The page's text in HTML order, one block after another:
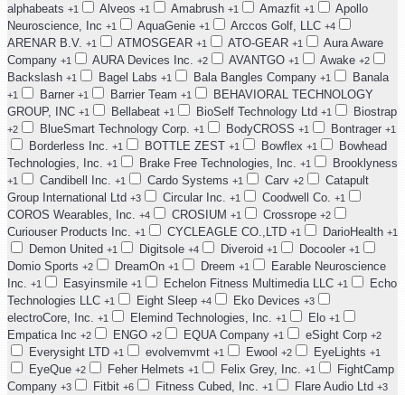
alphabeats +1 Alveos +1 Amabrush +1 Amazfit +1
Apollo
Neuroscience, Inc +1 AquaGenie +1 Arccos Golf, LLC +4
ARENAR B.V. +1 ATMOSGEAR +1 ATO-GEAR +1
Aura Aware
Company +1 AURA Devices Inc. +2 AVANTGO +1 Awake +2
Backslash +1 Bagel Labs +1 Bala Bangles Company +1 Banala
+1 Barner +1 Barrier Team +1
BEHAVIORAL TECHNOLOGY
GROUP, INC +1 Bellabeat +1 BioSelf Technology Ltd +1 Biostrap
+2 BlueSmart Technology Corp. +1 BodyCROSS +1 Bontrager +1
Borderless Inc. +1 BOTTLE ZEST +1 Bowflex +1
Bowhead
Technologies, Inc. +1 Brake Free Technologies, Inc. +1 Brooklyness
+1 Candibell Inc. +1 Cardo Systems +1 Carv +2
Catapult
Group International Ltd +3 Circular Inc. +1 Coodwell Co. +1
COROS Wearables, Inc. +4 CROSIUM +1 Crossrope +2
Curiouser Products Inc. +1 CYCLEAGLE CO.,LTD +1 DarioHealth +1
Demon United +1 Digitsole +4 Diveroid +1 Docooler +1
Domio Sports +2 DreamOn +1 Dreem +1
Earable Neuroscience
Inc. +1 Easyinsmile +1 Echelon Fitness Multimedia LLC +1
Echo
Technologies LLC +1 Eight Sleep +4 Eko Devices +3
electroCore, Inc. +1 Elemind Technologies, Inc. +1 Elo +1
Empatica Inc +2 ENGO +2 EQUA Company +1 eSight Corp +2
Everysight LTD +1 evolvemvmt +1 Ewool +2 EyeLights +1
EyeQue +2 Feher Helmets +1 Felix Grey, Inc. +1
FightCamp
Company +3 Fitbit +6 Fitness Cubed, Inc. +1 Flare Audio Ltd +3